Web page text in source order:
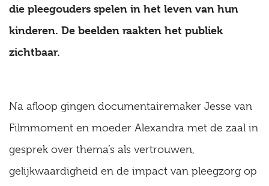
die pleegouders spelen in het leven van hun
kinderen. De beelden raakten het publiek
zichtbaar.
Na afloop gingen documentairemaker Jesse van
Filmmoment en moeder Alexandra met de zaal in
gesprek over thema’s als vertrouwen,
gelijkwaardigheid en de impact van pleegzorg op